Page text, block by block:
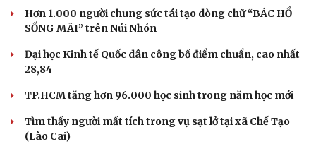
Hơn 1.000 người chung sức tái tạo dòng chữ “BÁC HỒ
SỐNG MÃI” trên Núi Nhón
Đại học Kinh tế Quốc dân công bố điểm chuẩn, cao nhất
28,84
TP.HCM tăng hơn 96.000 học sinh trong năm học mới
Tìm thấy người mất tích trong vụ sạt lở tại xã Chế Tạo
(Lào Cai)